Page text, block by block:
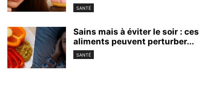
SANTÉ
Sains mais à éviter le soir : ces
aliments peuvent perturber...
SANTÉ